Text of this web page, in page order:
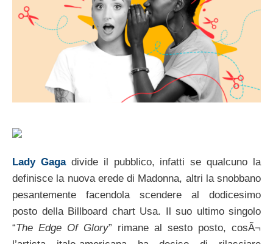
Lady Gagadivide il pubblico, infatti se qualcuno la
definisce la nuova erede di Madonna, altri la snobbano
pesantemente facendola scendere al dodicesimo
posto della Billboard chart Usa. Il suo ultimo singolo
“The Edge Of Glory” rimane al sesto posto, cosÃ¬